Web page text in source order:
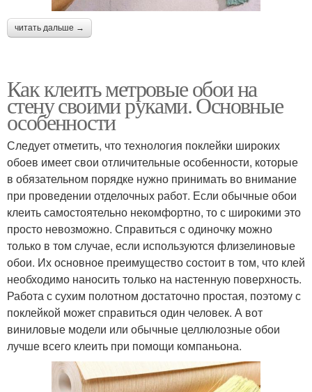
читать дальше →
Как клеить метровые обои на
стену своими руками. Основные
особенности
Следует отметить, что технология поклейки широких
обоев имеет свои отличительные особенности, которые
в обязательном порядке нужно принимать во внимание
при проведении отделочных работ. Если обычные обои
клеить самостоятельно некомфортно, то с широкими это
просто невозможно. Справиться с одиночку можно
только в том случае, если используются флизелиновые
обои. Их основное преимущество состоит в том, что клей
необходимо наносить только на настенную поверхность.
Работа с сухим полотном достаточно простая, поэтому с
поклейкой может справиться один человек. А вот
виниловые модели или обычные целлюлозные обои
лучше всего клеить при помощи компаньона.